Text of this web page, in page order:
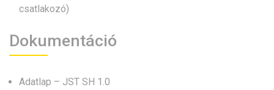
csatlakozó)
Dokumentáció
Adatlap – JST SH 1.0